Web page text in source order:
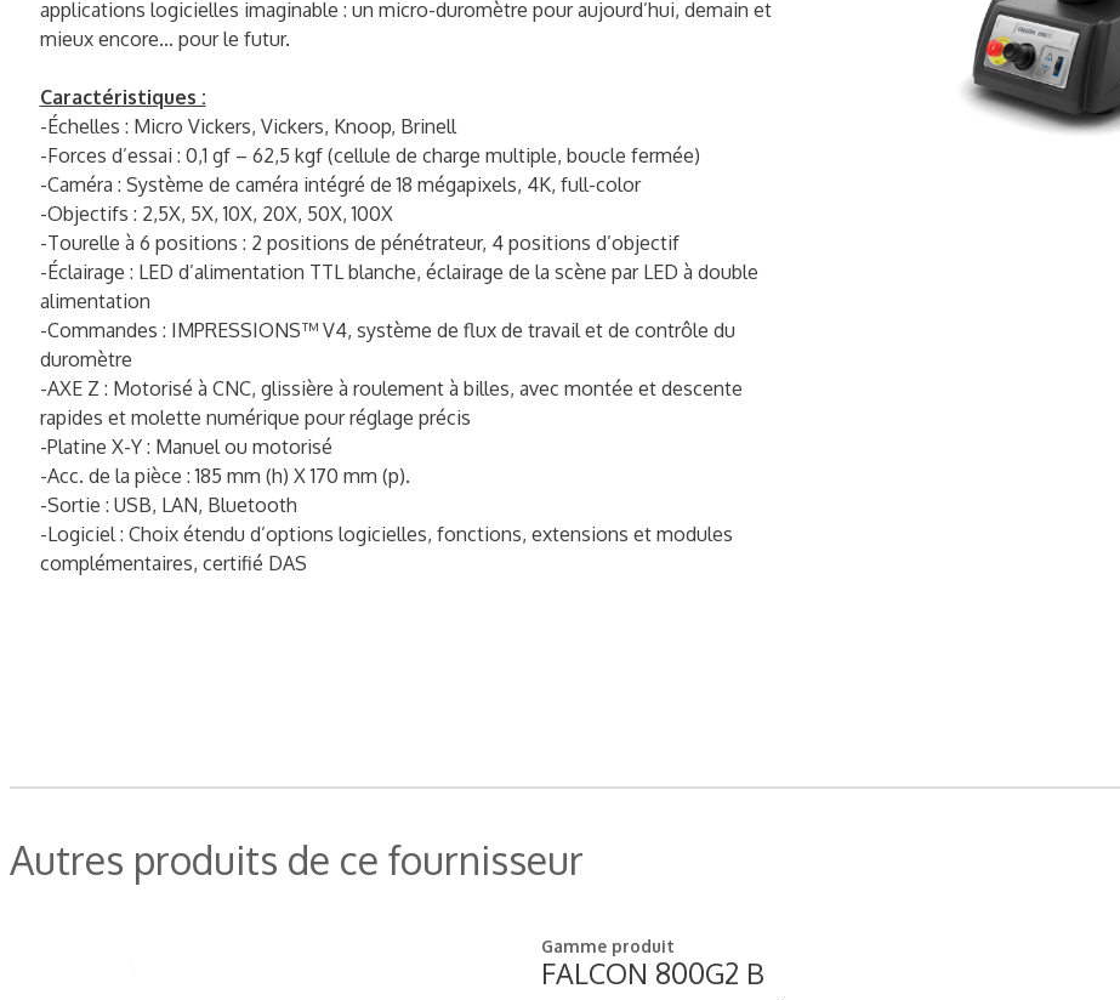
applications logicielles imaginable : un micro-duromètre pour aujourd’hui, demain et
mieux encore… pour le futur.
Caractéristiques :
-Échelles : Micro Vickers, Vickers, Knoop, Brinell
-Forces d’essai : 0,1 gf – 62,5 kgf (cellule de charge multiple, boucle fermée)
-Caméra : Système de caméra intégré de 18 mégapixels, 4K, full-color
-Objectifs : 2,5X, 5X, 10X, 20X, 50X, 100X
-Tourelle à 6 positions : 2 positions de pénétrateur, 4 positions d’objectif
-Éclairage : LED d’alimentation TTL blanche, éclairage de la scène par LED à double
alimentation
-Commandes : IMPRESSIONS™ V4, système de flux de travail et de contrôle du
duromètre
-AXE Z : Motorisé à CNC, glissière à roulement à billes, avec montée et descente
rapides et molette numérique pour réglage précis
-Platine X-Y : Manuel ou motorisé
-Acc. de la pièce : 185 mm (h) X 170 mm (p).
-Sortie : USB, LAN, Bluetooth
-Logiciel : Choix étendu d’options logicielles, fonctions, extensions et modules
complémentaires, certifié DAS
Autres produits de ce fournisseur
Gamme produit
FALCON 800G2 B